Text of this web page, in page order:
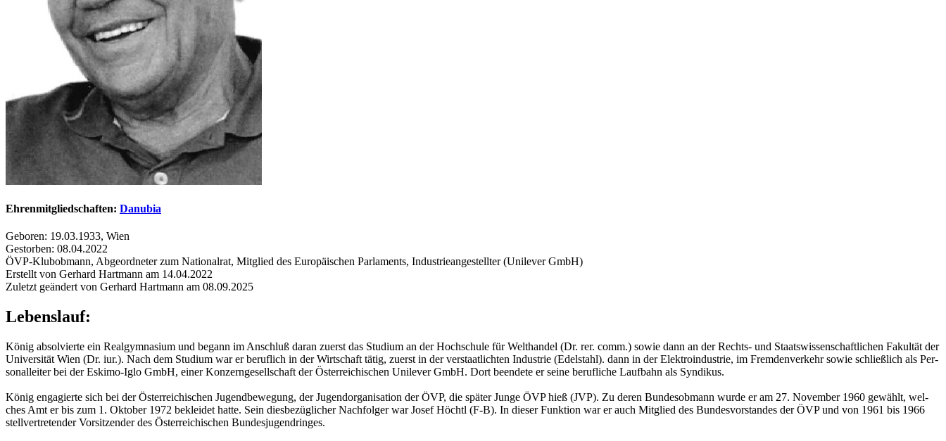
Ehrenmitgliedschaften: Danubia
Geboren: 19.03.1933, Wien
Gestorben: 08.04.2022
ÖVP-Klubobmann, Abgeordneter zum Nationalrat, Mitglied des Europäischen Parlaments, Industrieangestellter (Unilever GmbH)
Erstellt von Gerhard Hartmann am 14.04.2022
Zuletzt geändert von Gerhard Hartmann am 08.09.2025
Lebenslauf:
König ab­sol­vier­te ein Re­al­gym­na­si­um und be­gann im An­schluß daran zu­erst das Stu­di­um an der Hoch­schu­le für Welt­han­del (Dr. rer. comm.) sowie dann an der Rechts- und Staats­wis­sen­schaft­li­chen Fa­kul­tät der
Uni­ver­si­tät Wien (Dr. iur.). Nach dem Stu­di­um war er be­ruf­lich in der Wirt­schaft tätig, zu­erst in der ver­staat­lich­ten In­dus­trie (Edel­stahl). dann in der Elek­tro­in­dus­trie, im Frem­den­ver­kehr sowie schlie­ß­lich als Per­
so­nal­lei­ter bei der Es­ki­mo-Iglo GmbH, einer Kon­zern­ge­sell­schaft der Ös­ter­rei­chi­schen Uni­le­ver GmbH. Dort be­en­de­te er seine be­ruf­li­che Lauf­bahn als Syn­di­kus.
König en­ga­gier­te sich bei der Ös­ter­rei­chi­schen Ju­gend­be­we­gung, der Ju­gend­or­ga­ni­sa­ti­on der ÖVP, die spä­ter Junge ÖVP hieß (JVP). Zu deren Bun­des­ob­mann wurde er am 27. No­vem­ber 1960 ge­wählt, wel­
ches Amt er bis zum 1. Ok­to­ber 1972 be­klei­det hatte. Sein dies­be­züg­li­cher Nach­fol­ger war Josef Höchtl (F-B). In die­ser Funk­ti­on war er auch Mit­glied des Bun­des­vor­stan­des der ÖVP und von 1961 bis 1966
stell­ver­tre­ten­der Vor­sit­zen­der des Ös­ter­rei­chi­schen Bun­des­ju­gend­rin­ges.